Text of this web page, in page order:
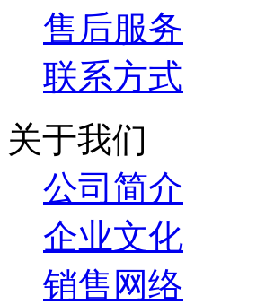
售后服务
联系方式
关于我们
公司简介
企业文化
销售网络